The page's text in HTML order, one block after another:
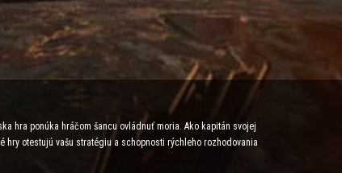
hra ponúka hráčom šancu ovládnuť moria. Ako kapitán svojej
otestujú vašu stratégiu a schopnosti rýchleho rozhodovania